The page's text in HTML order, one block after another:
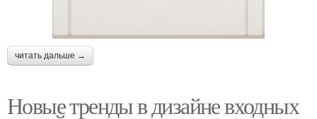
читать дальше →
Новые тренды в дизайне входных